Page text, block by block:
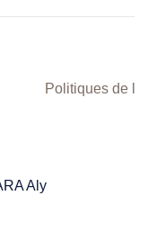
Politiques de la
Aly